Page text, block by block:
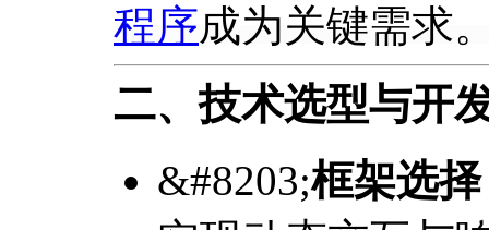
程序成为关键需求
二、技术选型与开
&#8203;框架选择